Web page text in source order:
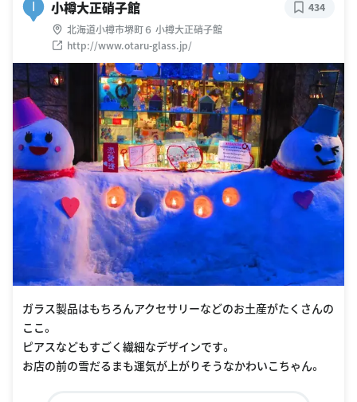
I 小樽大正硝子館
北海道小樽市堺町６ 小樽大正硝子館
http://www.otaru-glass.jp/
434
ガラス製品はもちろんアクセサリーなどのお土産がたくさんの
ここ。
ピアスなどもすごく繊細なデザインです。
お店の前の雪だるまも運気が上がりそうなかわいこちゃん。